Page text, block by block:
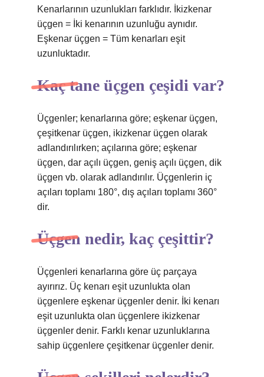
Kenarlarının uzunlukları farklıdır. İkizkenar
üçgen = İki kenarının uzunluğu aynıdır.
Eşkenar üçgen = Tüm kenarları eşit
uzunluktadır.
Kaç tane üçgen çeşidi var?
Üçgenler; kenarlarına göre; eşkenar üçgen,
çeşitkenar üçgen, ikizkenar üçgen olarak
adlandırılırken; açılarına göre; eşkenar
üçgen, dar açılı üçgen, geniş açılı üçgen, dik
üçgen vb. olarak adlandırılır. Üçgenlerin iç
açıları toplamı 180°, dış açıları toplamı 360°
dir.
Üçgen nedir, kaç çeşittir?
Üçgenleri kenarlarına göre üç parçaya
ayırırız. Üç kenarı eşit uzunlukta olan
üçgenlere eşkenar üçgenler denir. İki kenarı
eşit uzunlukta olan üçgenlere ikizkenar
üçgenler denir. Farklı kenar uzunluklarına
sahip üçgenlere çeşitkenar üçgenler denir.